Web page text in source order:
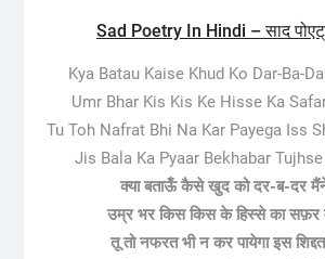
Sad Poetry In Hindi – साद
Kya Batau Kaise Khud Ko Dar-Ba-
Umr Bhar Kis Kis Ke Hisse Ka
Tu Toh Nafrat Bhi Na Kar Payega Iss
Jis Bala Ka Pyaar Bekhabar
क्या बताऊँ कैसे खुद को दर-ब-दर
उम्र भर किस किस के हिस्से का सफ़र
तू तो नफरत भी न कर पायेगा इस